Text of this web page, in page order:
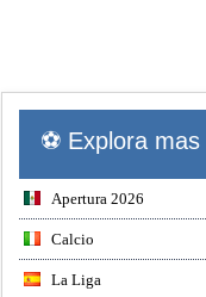
⚽ Explora
Apertura 2026
Calcio
La Liga